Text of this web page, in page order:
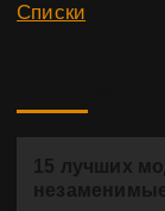
Списки
15 лучших